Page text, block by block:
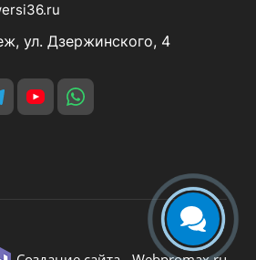
ул. Дзержинского, 4